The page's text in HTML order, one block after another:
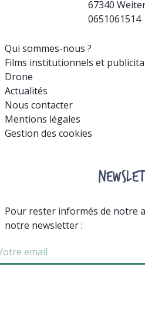
67340
0651061514
Qui sommes-nous ?
Films institutionnels et
Drone
Actualités
Nous contacter
Mentions légales
Gestion des cookies
Pour rester informés de notre
notre newsletter :